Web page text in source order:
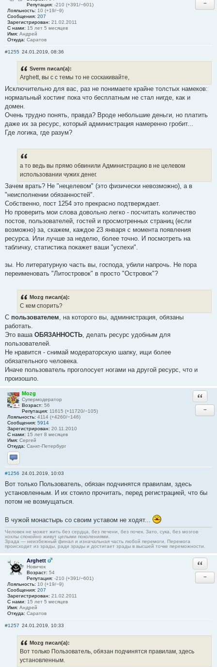
Репутация: -210 (+391/−601)
Лояльность: 10 (+19/−9)
Сообщения: 207
Зарегистрирован: 21.02.2011
С нами: 15 лет 5 месяцев
Имя: Андрей
Откуда: Саратов
−
#1255 24.01.2019, 08:36
Sverm писал(а):
Arghett, вы с с темы то не соскакивайте,
Исключительно для вас, раз не понимаете крайне толстых намеков:
нормальный хостинг пока что бесплатным не стал нигде, как и
домен.
Очень трудно понять, правда? Вроде небольшие деньги, но платить
даже их за ресурс, который администрация намеренно гробит...
Где логика, где разум?
а то ведь вы прямо обвинили Администрацию в не целевом
использовании чужих денег.
Зачем врать? Не "нецелевом" (это физически невозможно), а в
"неисполнении обязанностей".
Собственно, пост 1254 это прекрасно подтверждает.
Но проверить мои слова довольно легко - посчитать количество
постов, пользователей, гостей и просмотренных страниц (если
возможно) за, скажем, каждое 23 января с момента появления
ресурса. Или лучше за неделю, более точно. И посмотреть на
табличку, статистика покажет ваши "успехи".
зы. Но литературную часть вы, господа, убили напрочь. Не пора
переименовать "Литостровок" в просто "Островок"?
Mozg писал(а):
С кем спорить?
С пользователем, на которого вы, администрация, обязаны
работать.
Это ваша ОБЯЗАННОСТЬ, делать ресурс удобным для
пользователей.
Не нравится - снимай модераторскую шапку, ищи более
обязательного человека.
Иначе пользователь проголосует ногами на другой ресурс, что и
произошло.
Mozg
Супермодератор
Возраст: 56
Репутация: 11615 (+11720/−105)
Лояльность: 4114 (+4260/−146)
Сообщения: 5914
Зарегистрирован: 20.11.2010
С нами: 15 лет 8 месяцев
Имя: Сергей
Откуда: Санкт-Петербург
Отправить личное сообщение
−
#1256 24.01.2019, 10:03
Вот только Пользователь, обязан подчинятся правилам, здесь
установленным. И их стоило прочитать, перед регистрацией, что бы
потом не возмущаться.
В чужой монастырь со своим уставом не ходят...
Человек не может жить без сердца, без печени, без почек. Зато, сука, без мозгов
хохлы спокойно живут целыми поколениями.
Зрада — неизбежный финал и изначальная часть любой перемоги. Перемога
происходит из зрады, ради зрады и достигает зрады в высшей точке переможности.
Arghett
Новичок
Возраст: 54
Репутация: -210 (+391/−601)
Лояльность: 10 (+19/−9)
Сообщения: 207
Зарегистрирован: 21.02.2011
С нами: 15 лет 5 месяцев
Имя: Андрей
Откуда: Саратов
−
#1257 24.01.2019, 10:33
Mozg писал(а):
Вот только Пользователь, обязан подчинятся правилам, здесь
установленным.